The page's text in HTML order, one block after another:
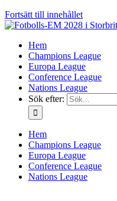
Fortsätt till innehållet
Hem
Champions League
Europa League
Conference League
Nations League
Sök efter:
Hem
Champions League
Europa League
Conference League
Nations League